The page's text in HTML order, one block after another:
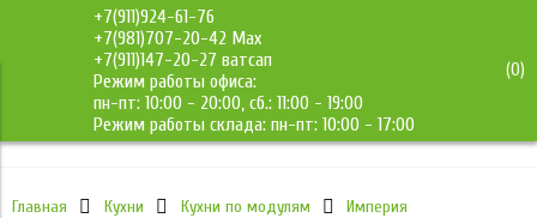
+7(911)924-61-76
+7(981)707-20-42 Max
+7(911)147-20-27 ватсап
Режим работы офиса:
пн-пт: 10:00 - 20:00, сб.: 11:00 - 19:00
Режим работы склада: пн-пт: 10:00 - 17:00
(0)
ДМС-Мебель
Главная Кухни Кухни по модулям
Империя